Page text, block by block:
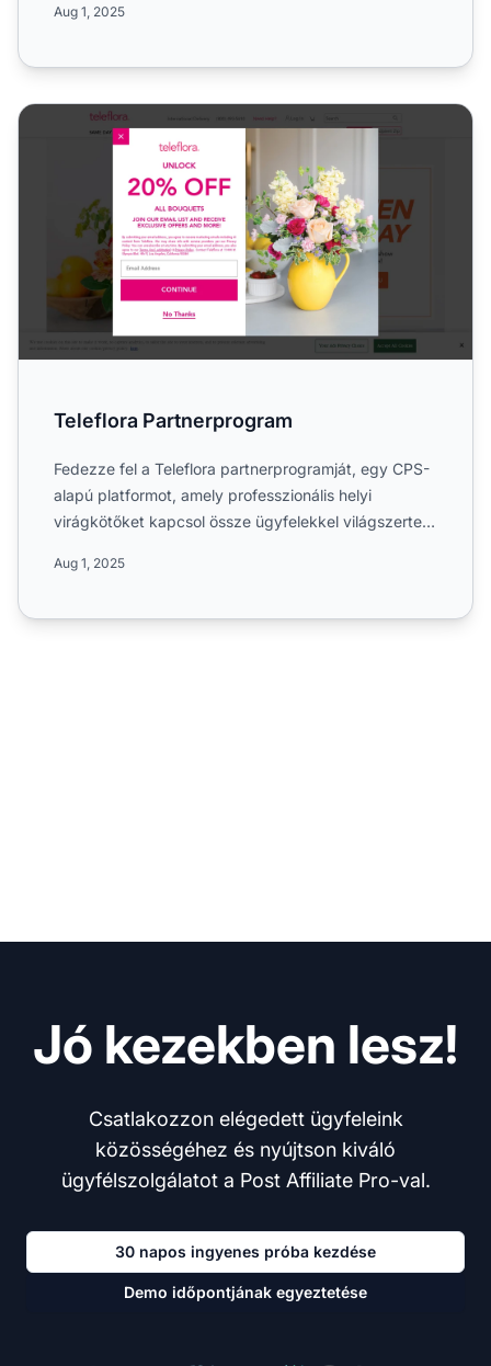
Aug 1, 2025
Teleflora Partnerprogram
Teleflora Partnerprogram
Fedezze fel a Teleflora partnerprogramját, egy CPS-
alapú platformot, amely professzionális helyi
virágkötőket kapcsol össze ügyfelekkel világszerte.
Aug 1, 2025
Jó kezekben lesz!
Csatlakozzon elégedett ügyfeleink
közösségéhez és nyújtson kiváló
ügyfélszolgálatot a Post Affiliate Pro-val.
30 napos ingyenes próba kezdése
Demo időpontjának egyeztetése